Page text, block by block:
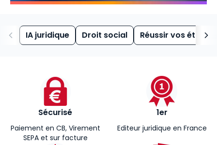
IA juridique Droit social Réussir vos études
Sécurisé
Paiement en CB, Virement
SEPA et sur facture
1er
Editeur juridique en France